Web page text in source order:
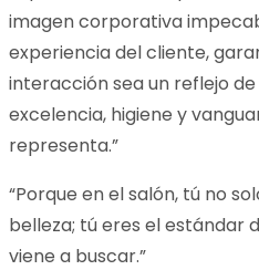
imagen corporativa
experiencia del cliente,
interacción sea un reflejo
excelencia, higiene y
representa.”
“Porque en el salón, tú no
belleza; tú eres el estándar
viene a buscar.”